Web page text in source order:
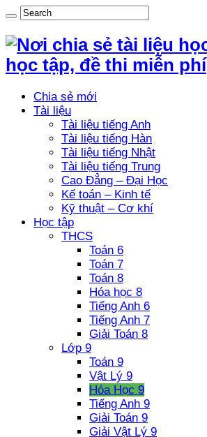
học tập, đề thi miễn phí
Chia sẻ mới
Tài liệu
Tài liệu tiếng Anh
Tài liệu tiếng Hàn
Tài liệu tiếng Nhật
Tài liệu tiếng Trung
Cao Đẳng – Đại Học
Kế toán – Kinh tế
Kỹ thuật – Cơ khí
Học tập
THCS
Toán 6
Toán 7
Toán 8
Hóa học 8
Tiếng Anh 6
Tiếng Anh 7
Giải Toán 8
Lớp 9
Toán 9
Vật Lý 9
Hóa Học 9
Tiếng Anh 9
Giải Toán 9
Giải Vật Lý 9